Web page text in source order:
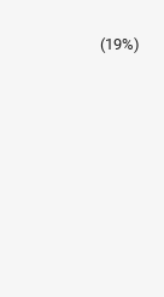
(19%)